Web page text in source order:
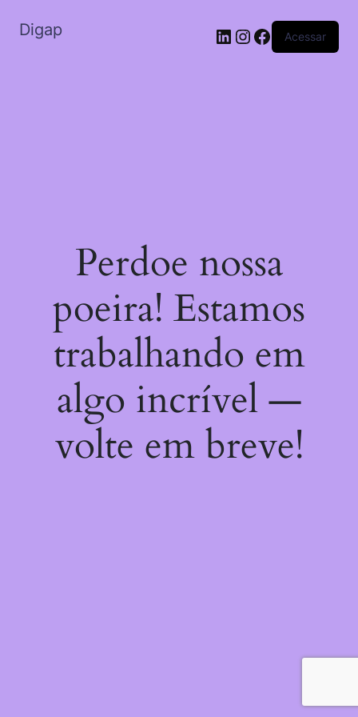
Digap Acessar
Perdoe nossa
poeira! Estamos
trabalhando em
algo incrível —
volte em breve!